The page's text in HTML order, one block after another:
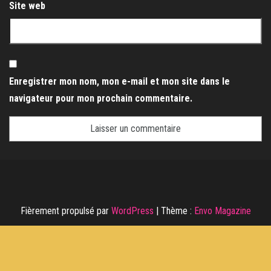
Site web
Enregistrer mon nom, mon e-mail et mon site dans le
navigateur pour mon prochain commentaire.
Fièrement propulsé par WordPress | Thème : Envo Magazine